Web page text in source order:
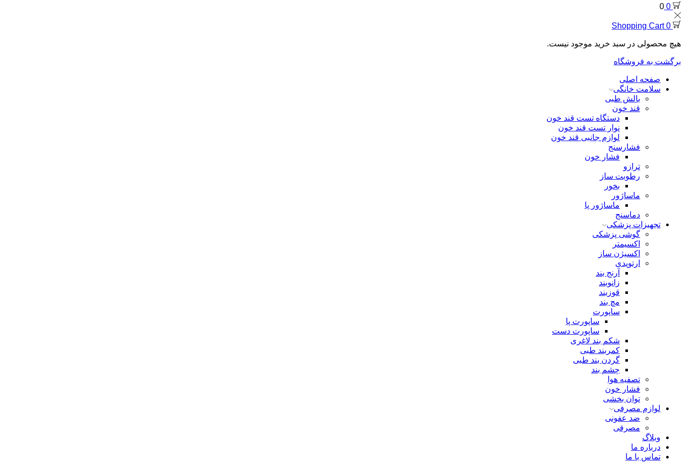
0
0
0
Shopping Cart
هیچ محصولی در سبد خرید موجود نیست.
برگشت به فروشگاه
صفحه اصلی
سلامت خانگی
بالش طبی
قند خون
دستگاه تست قند خون
نوار تست قند خون
لوازم جانبی قند خون
فشارسنج
فشار خون
ترازو
رطوبت ساز
بخور
ماساژور
ماساژور پا
دماسنج
تجهیزات پزشکی
گوشی پزشکی
اکسیمتر
اکسیژن ساز
ارتوپدی
آرنج بند
زانوبند
قوزبند
مچ بند
ساپورت
ساپورت پا
ساپورت دست
شکم بند لاغری
کمربند طبی
گردن بند طبی
چشم بند
تصفیه هوا
فشار خون
توان بخشی
لوازم مصرفی
ضد عفونی
مصرفی
وبلاگ
درباره ما
تماس با ما